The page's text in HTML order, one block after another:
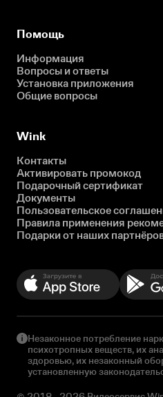
Помощь
Информация
Вопросы и ответы
Установка приложения
Общие вопросы
Wink
Контакты
Активировать промокод
Подарочный сертификат
Документы
Пользовательское
Правила применения
Подарки от наших
Незаконное потребление
психотропных веществ, их
здоровью, их незаконный
установленную